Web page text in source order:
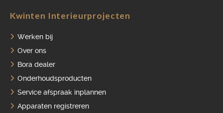
Kwinten Interieurprojecten
Werken bij
Over ons
Bora dealer
Onderhoudsproducten
Service afspraak inplannen
Apparaten registreren
APPARATEN REGISTREREN